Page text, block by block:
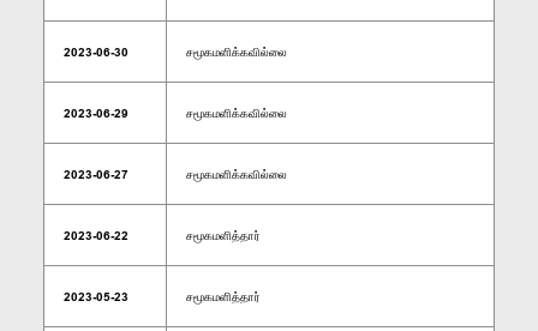
2023-06-30 சமூகமளிக்கவில்லை
2023-06-29 சமூகமளிக்கவில்லை
2023-06-27 சமூகமளிக்கவில்லை
2023-06-22 சமூகமளித்தார்
2023-05-23 சமூகமளித்தார்